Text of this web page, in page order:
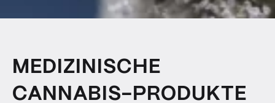
MEDIZINISCHE
CANNABIS-PRODUKTE